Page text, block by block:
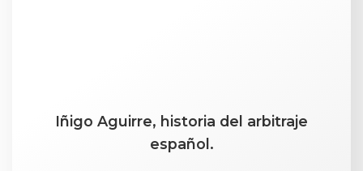
Iñigo Aguirre, historia del arbitraje
español.